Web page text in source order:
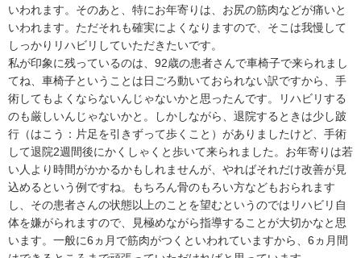
いわれます。そのあと、特にお年寄りは、お尻の筋肉などが痛いと
いわれます。ただそれも確実によくなりますので、そこは我慢して
しっかりリハビリしていただきたいです。
私が印象に残っているのは、92歳の患者さんで車椅子で来られまし
てね、車椅子ということは日ごろ動いておられない訳ですから、手
術してもよくならないんじゃないかと思ったんです。リハビリする
のも厳しいんじゃないかと。しかしながら、退院するときは少し跛
行（はこう：片足を引きずって歩くこと）がありましたけど、手術
して退院2週間後にかくしゃくと歩いて来られました。お年寄りは若
い人より時間がかかるかもしれませんが、やればそれだけ改善が見
込めるという例ですね。もちろん骨のもろい方などもおられます
し、その患者さんの状態以上のことを望むというのではリハビリ自
体を嫌がられますので、見極めながら指導することが大切かなと思
います。一般に6ヵ月で筋肉がつくといわれていますから、6ヵ月間